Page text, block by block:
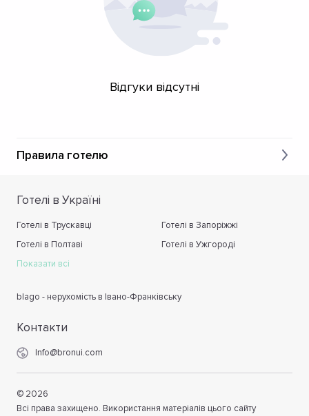
Відгуки відсутні
Правила готелю
Готелі в Україні
Готелі в Трускавці
Готелі в Запоріжжі
Готелі в Полтаві
Готелі в Ужгороді
Показати всі
blago - нерухомість в Івано-Франківську
Контакти
Info@bronui.com
© 2026
Всі права захищено. Використання матеріалів цього сайту